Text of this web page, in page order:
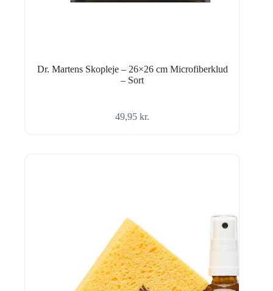
Dr. Martens Skopleje – 26×26 cm Microfiberklud
– Sort
49,95kr.